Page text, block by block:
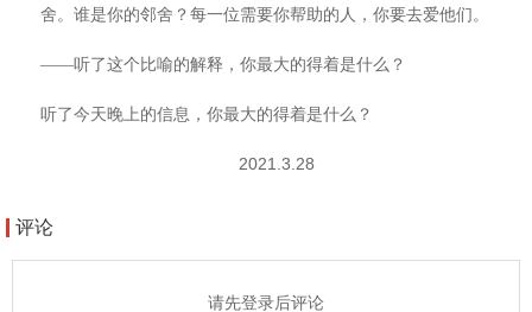
舍。谁是你的邻舍？每一位需要你帮助的人，你要去爱他们。
——听了这个比喻的解释，你最大的得着是什么？
听了今天晚上的信息，你最大的得着是什么？
2021.3.28